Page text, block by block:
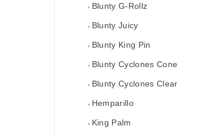
Blunty G-Rollz
Blunty Juicy
Blunty King Pin
Blunty Cyclones Cone
Blunty Cyclones Clear
Hemparillo
King Palm